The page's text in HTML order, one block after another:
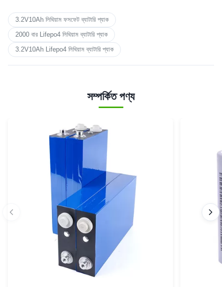
3.2V10Ah লিথিয়াম ফসফেট ব্যাটারি প্যাক
2000 বার Lifepo4 লিথিয়াম ব্যাটারি প্যাক
3.2V10Ah Lifepo4 লিথিয়াম ব্যাটারি প্যাক
সম্পর্কিত পণ্য